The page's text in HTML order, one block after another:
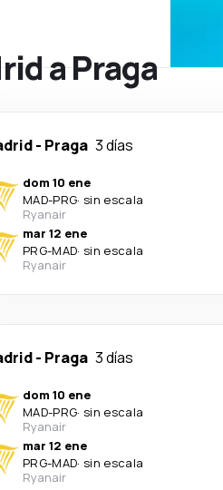
a Praga
- Praga 3 días
dom 10 ene
MAD-PRG· sin escala
Ryanair
mar 12 ene
PRG-MAD· sin escala
Ryanair
- Praga 3 días
dom 10 ene
MAD-PRG· sin escala
Ryanair
mar 12 ene
PRG-MAD· sin escala
Ryanair